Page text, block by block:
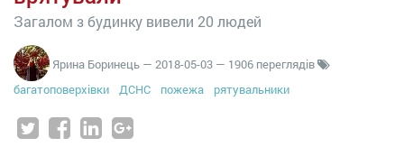
Загалом з будинку вивели 20 людей
Ярина Боринець — 2018-05-03 — 1906 переглядів
багатоповерхівки
ДСНС пожежа рятувальники